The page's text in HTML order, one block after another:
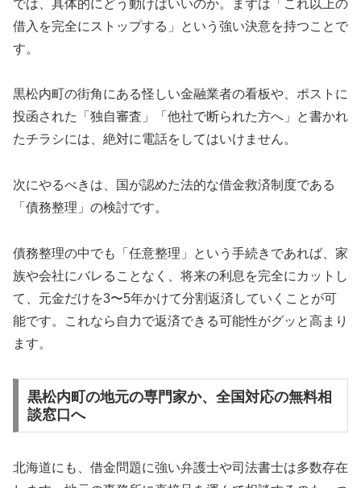
では、具体的にどう動けばいいのか。まずは「これ以上の
借入を完全にストップする」という強い決意を持つことで
す。
黒松内町の街角にある怪しい金融業者の看板や、ポストに
投函された「独自審査」「他社で断られた方へ」と書かれ
たチラシには、絶対に電話をしてはいけません。
次にやるべきは、国が認めた法的な借金救済制度である
「債務整理」の検討です。
債務整理の中でも「任意整理」という手続きであれば、家
族や会社にバレることなく、将来の利息を完全にカットし
て、元金だけを3〜5年かけて分割返済していくことが可
能です。これなら自力で返済できる可能性がグッと高まり
ます。
黒松内町の地元の専門家か、全国対応の無料相
談窓口へ
北海道にも、借金問題に強い弁護士や司法書士は多数存在